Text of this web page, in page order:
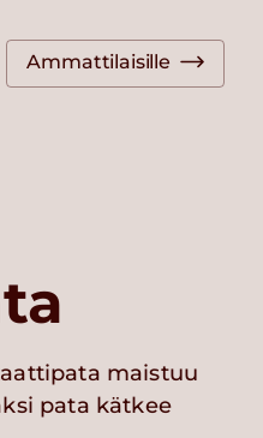
Ammattilaisille
maistuu
pata kätkee